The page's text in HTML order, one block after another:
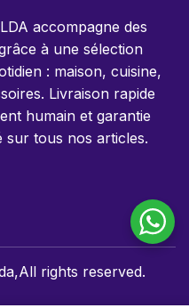
accompagne des
à une sélection
: maison, cuisine,
Livraison rapide
humain et garantie
sur tous nos articles.
rights reserved.